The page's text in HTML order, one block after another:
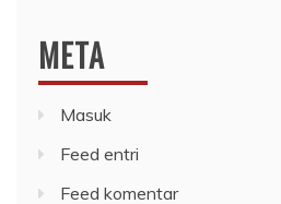
META
Masuk
Feed entri
Feed komentar